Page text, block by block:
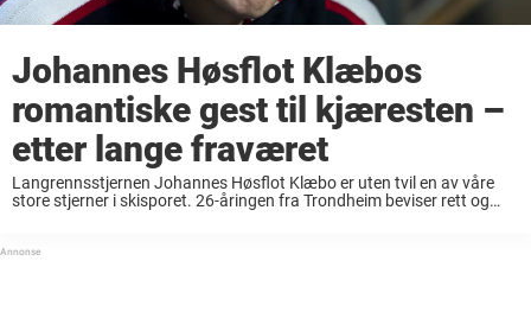
Johannes Høsflot Klæbos
romantiske gest til kjæresten –
etter lange fraværet
Langrennsstjernen Johannes Høsflot Klæbo er uten tvil en av våre
store stjerner i skisporet. 26-åringen fra Trondheim beviser rett og